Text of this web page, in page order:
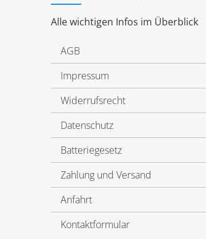
Alle wichtigen Infos im Überblick
AGB
Impressum
Widerrufsrecht
Datenschutz
Batteriegesetz
Zahlung und Versand
Anfahrt
Kontaktformular